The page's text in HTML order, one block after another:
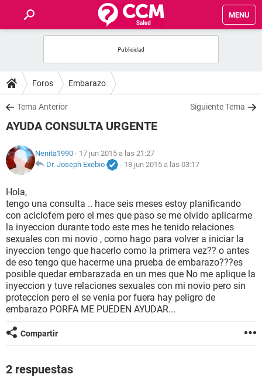
MENU
FOROS
SALUD
NUTRICIÓN
BIENESTAR
SEXUALIDAD
GLOSARIO
Foros Embarazo
Tema Anterior Siguiente Tema
AYUDA CONSULTA URGENTE
Nenita1990 - 17 jun 2015 a las 21:27
Dr. Joseph Exebio
- 18 jun 2015 a las 03:17
Hola,
tengo una consulta .. hace seis meses estoy planificando
con aciclofem pero el mes que paso se me olvido aplicarme
la inyeccion durante todo este mes he tenido relaciones
sexuales con mi novio , como hago para volver a iniciar la
inyeccion tengo que hacerlo como la primera vez?? o antes
de eso tengo que hacerme una prueba de embarazo???es
posible quedar embarazada en un mes que No me aplique la
inyeccion y tuve relaciones sexuales con mi novio pero sin
proteccion pero el se venia por fuera hay peligro de
embarazo PORFA ME PUEDEN AYUDAR...
Compartir
2 respuestas